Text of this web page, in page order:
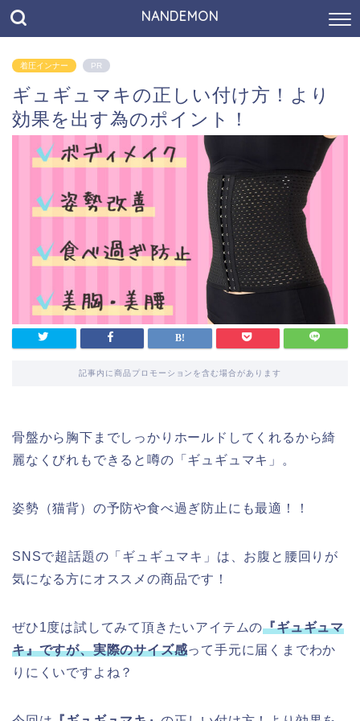
NANDEMON
着圧インナー PR
ギュギュマキの正しい付け方！より
効果を出す為のポイント！
記事内に商品プロモーションを含む場合があります
骨盤から胸下までしっかりホールドしてくれるから綺
麗なくびれもできると噂の「ギュギュマキ」。
姿勢（猫背）の予防や食べ過ぎ防止にも最適！！
SNSで超話題の「ギュギュマキ」は、お腹と腰回りが
気になる方にオススメの商品です！
ぜひ1度は試してみて頂きたいアイテムの『ギュギュマ
キ』ですが、実際のサイズ感って手元に届くまでわか
りにくいですよね？